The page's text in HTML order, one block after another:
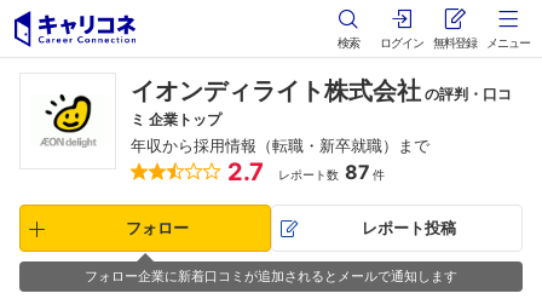
検索 ログイン 無料登録 メニュー
イオンディライト株式会社 の評判・口コ
ミ 企業トップ
年収から採用情報（転職・新卒就職）まで
2.7 レポート数 87 件
フォロー レポート投稿
フォロー企業に新着口コミが追加されるとメールで通知します